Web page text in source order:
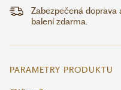
Zabezpečená doprava
balení zdarma.
PARAMETRY PRODUKTU